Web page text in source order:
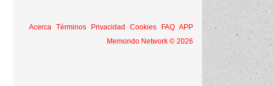
Acerca Términos Privacidad Cookies FAQ APP
Memondo Network © 2026